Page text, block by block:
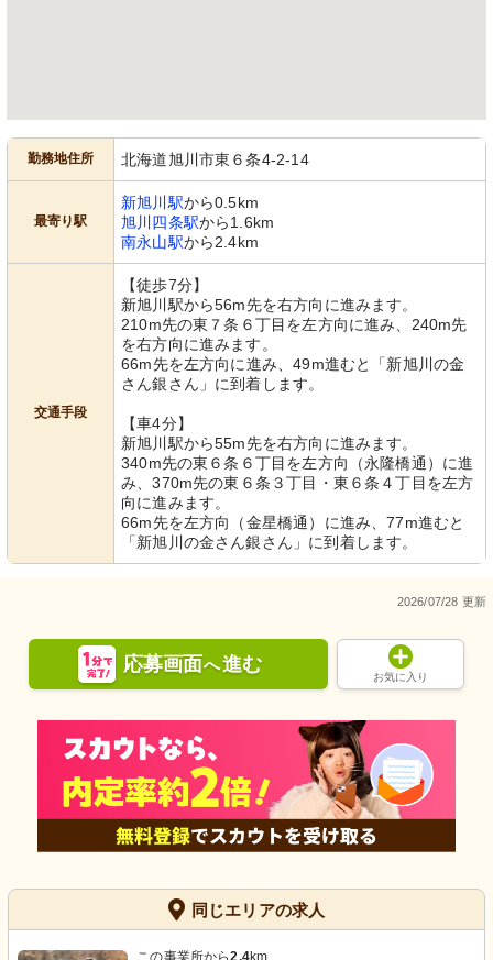
勤務地住所 北海道旭川市東６条4-2-14
最寄り駅
新旭川駅から0.5km
旭川四条駅から1.6km
南永山駅から2.4km
交通手段
【徒歩7分】
新旭川駅から56m先を右方向に進みます。
210m先の東７条６丁目を左方向に進み、240m先
を右方向に進みます。
66m先を左方向に進み、49m進むと「新旭川の金
さん銀さん」に到着します。
【車4分】
新旭川駅から55m先を右方向に進みます。
340m先の東６条６丁目を左方向（永隆橋通）に進
み、370m先の東６条３丁目・東６条４丁目を左方
向に進みます。
66m先を左方向（金星橋通）に進み、77m進むと
「新旭川の金さん銀さん」に到着します。
2026/07/28 更新
応募画面へ進む
お気に入り
同じエリアの求人
この事業所から2.4km